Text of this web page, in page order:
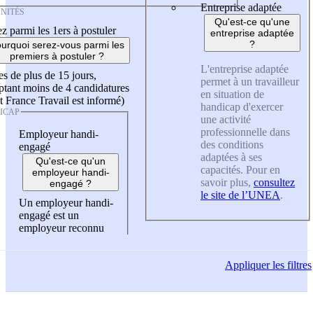
parmi les 1ers à postuler
serez-vous parmi les
premiers à postuler ?
de plus de 15 jours,
moins de 4 candidatures
France Travail est informé)
Employeur handi-
engagé
Qu'est-ce qu'un
employeur handi-
engagé ?
Un employeur handi-
engagé est un
employeur reconnu
Entreprise adaptée
Qu'est-ce qu'une
entreprise adaptée
?
L'entreprise adaptée
permet à un travailleur
en situation de
handicap d'exercer
une activité
professionnelle dans
des conditions
adaptées à ses
capacités. Pour en
savoir plus, consultez
le site de l’UNEA.
Appliquerles filtres